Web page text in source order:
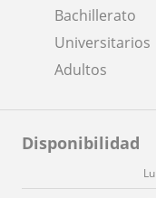
Bachillerato
Universitarios
Adultos
Disponibilidad
Lu